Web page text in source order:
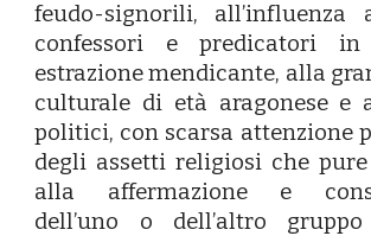
feudo-signorili,
confessori e predicatori
estrazione mendicante, alla
culturale di età aragonese e
politici, con scarsa attenzione
degli assetti religiosi che
alla affermazione e
dell’uno o dell’altro